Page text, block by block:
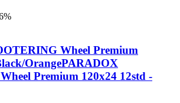
Wheel Premium
OrangePARADOX
Premium 120x24 12std -